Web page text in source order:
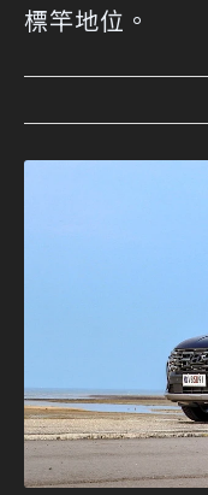
標竿地位。